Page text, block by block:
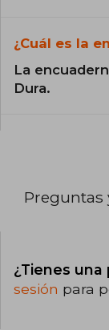
¿Cuál es la
La
Dura.
Preguntas
¿Tienes
sesión para